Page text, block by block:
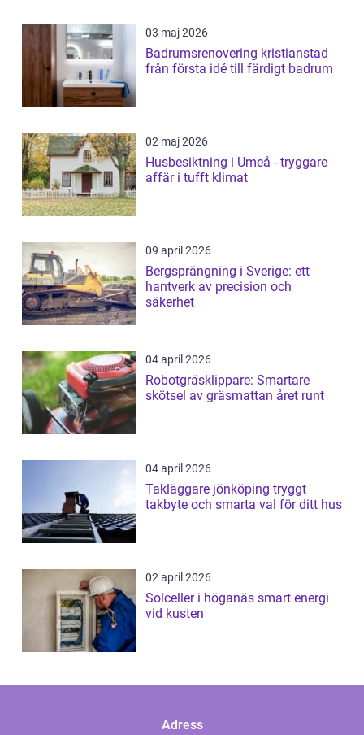
03 maj 2026
Badrumsrenovering kristianstad
från första idé till färdigt badrum
02 maj 2026
Husbesiktning i Umeå - tryggare
affär i tufft klimat
09 april 2026
Bergsprängning i Sverige: ett
hantverk av precision och
säkerhet
04 april 2026
Robotgräsklippare: Smartare
skötsel av gräsmattan året runt
04 april 2026
Takläggare jönköping tryggt
takbyte och smarta val för ditt hus
02 april 2026
Solceller i höganäs smart energi
vid kusten
Adress